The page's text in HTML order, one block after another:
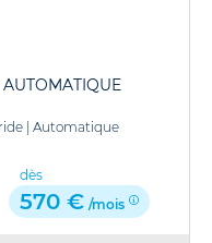
AUTOMATIQUE
| Automatique
dès
570 € /mois